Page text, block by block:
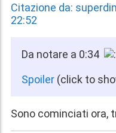
Citazione da:
22:52
Da notare a 0:34
Spoiler (click to
Sono cominciati ora,